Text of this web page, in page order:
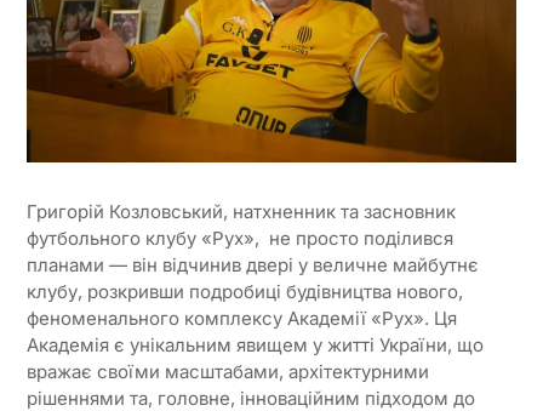
Григорій Козловський, натхненник та засновник
футбольного клубу «Рух», не просто поділився
планами — він відчинив двері у величне майбутнє
клубу, розкривши подробиці будівництва нового,
феноменального комплексу Академії «Рух». Ця
Академія є унікальним явищем у житті України, що
вражає своїми масштабами, архітектурними
рішеннями та, головне, інноваційним підходом до